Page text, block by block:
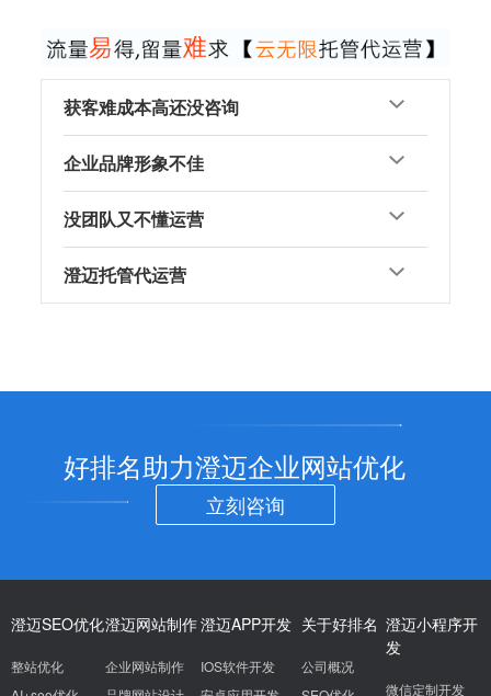
获客难成本高还没咨询
企业品牌形象不佳
没团队又不懂运营
澄迈托管代运营
好排名助力澄迈企业网站优化
立刻咨询
澄迈SEO优化
整站优化
澄迈网站制作
企业网站制作
澄迈APP开发
IOS软件开发
关于好排名
公司概况
澄迈小程序开
发
微信定制开发